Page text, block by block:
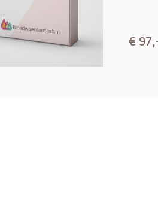
gebied: 3,0 - 15,0 mg/l €